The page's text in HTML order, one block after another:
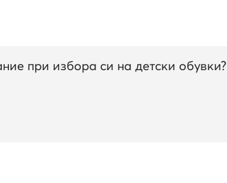
при избора си на детски обувки?